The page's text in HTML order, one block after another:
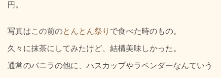
円。
写真はこの前のとんとん祭り で食べた時のもの。
久々に抹茶にしてみたけど、結構美味しかった。
通常のバニラの他に、ハスカップやラベンダーなんていう